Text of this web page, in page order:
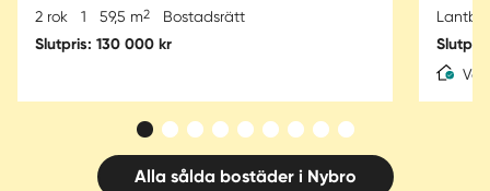
2 rok 1 59,5 m2 Bostadsrätt
Slutpris: 130 000 kr
Alla sålda bostäder i Nybro